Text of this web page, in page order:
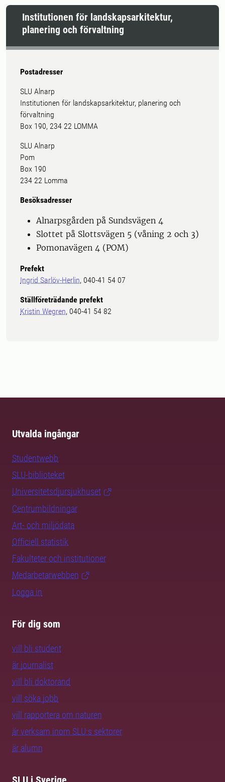
Institutionen för landskapsarkitektur,
planering och förvaltning
Postadresser
SLU Alnarp
Institutionen för landskapsarkitektur, planering och
förvaltning
Box 190, 234 22 LOMMA
SLU Alnarp
Pom
Box 190
234 22 Lomma
Besöksadresser
Alnarpsgården på Sundsvägen 4
Slottet på Slottsvägen 5 (våning 2 och 3)
Pomonavägen 4 (POM)
Prefekt
Ingrid Sarlöv-Herlin, 040-41 54 07
Ställföreträdande prefekt
Kristin Wegren, 040-41 54 82
Utvalda ingångar
Studentwebb
SLU-biblioteket
Universitetsdjursjukhuset
Centrumbildningar
Art- och miljödata
Officiell statistik
Fakulteter och institutioner
Medarbetarwebben
Logga in
För dig som
vill bli student
är journalist
vill bli doktorand
vill söka jobb
vill rapportera om naturen
är verksam inom SLU:s sektorer
är alumn